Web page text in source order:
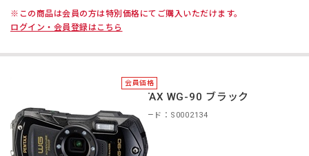
※この商品は会員の方は特別価格にてご購入いただけます。
ログイン・会員登録はこちら
会員価格
PENTAX WG-90 ブラック
商品コード：S0002134